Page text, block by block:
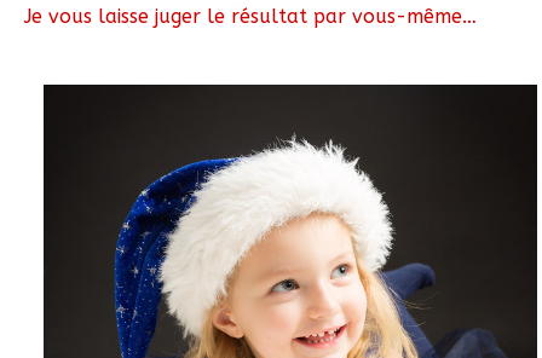
Je vous laisse juger le résultat par vous-même…